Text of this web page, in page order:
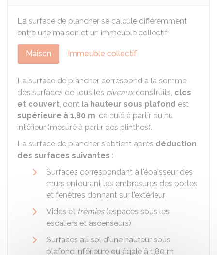
La surface de plancher se calcule différemment
entre une maison et un immeuble collectif :
Maison Immeuble collectif
La surface de plancher correspond à la somme
des surfaces de tous les niveauxconstruits, clos
et couvert, dont la hauteur sous plafond est
supérieure à 1,80 m, calculé à partir du nu
intérieur (mesuré à partir des plinthes).
La surface de plancher s'obtient après déduction
des surfaces suivantes :
Surfaces correspondant à l'épaisseur des
murs entourant les embrasures des portes
et fenêtres donnant sur l'extérieur
Vides et trémies(espaces sous les
escaliers et ascenseurs)
Surfaces au sol d'une hauteur sous
plafond inférieure ou égale à 1,80 m